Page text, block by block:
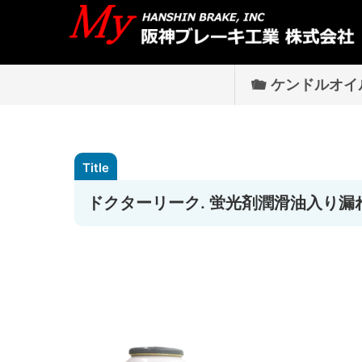
ケンドルオイ
ドクターリーク. 蛍光剤潤滑油入り